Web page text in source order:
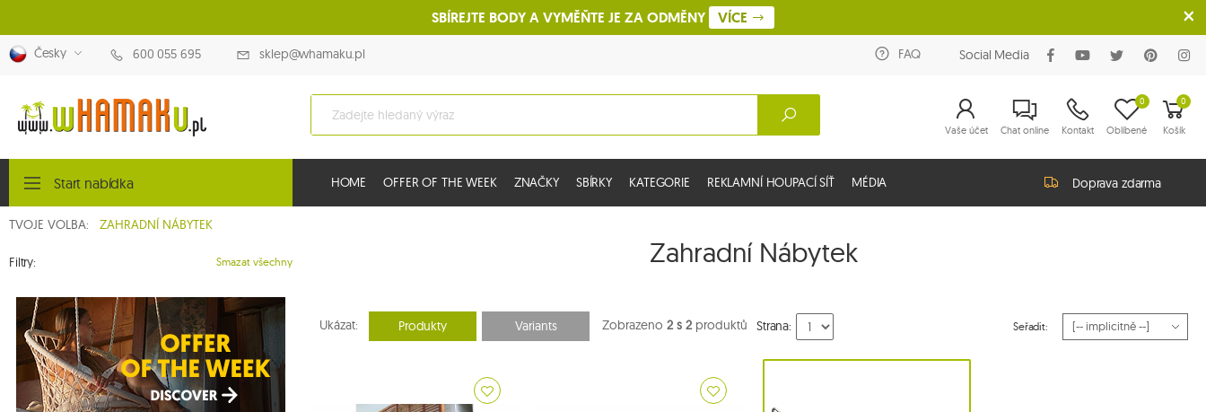
SBÍREJTE BODY A VYMĚŇTE JE ZA ODMĚNY VÍCE
Česky 600 055 695 sklep@whamaku.pl FAQ Social Media
Vaše účet Chat online Kontakt Oblíbené
0 0
Košík
Start nabídka HOME OFFER OF THE WEEK ZNAČKY SBÍRKY KATEGORIE REKLAMNÍ HOUPACÍ SÍŤ MÉDIA Doprava zdarma
TVOJE VOLBA: ZAHRADNÍ NÁBYTEK
Filtry: Smazat všechny Zahradní Nábytek
Ukázat: Produkty Variants Zobrazeno 2 s 2 produktů Strana: Seřadit: